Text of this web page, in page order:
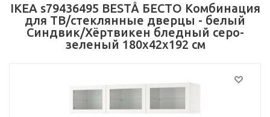
IKEA s79436495 BESTÅ БЕСТО Комбинация
для ТВ/стеклянные дверцы - белый
Синдвик/Хёртвикен бледный серо-
зеленый 180x42x192 см